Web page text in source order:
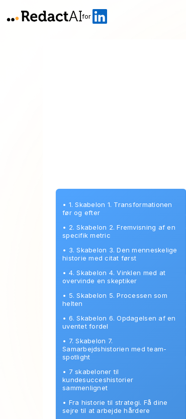
for
• 1. Skabelon 1. Transformationen
før og efter
• 2. Skabelon 2. Fremvisning af en
specifik metric
• 3. Skabelon 3. Den menneskelige
historie med citat først
• 4. Skabelon 4. Vinklen med at
overvinde en skeptiker
• 5. Skabelon 5. Processen som
helten
• 6. Skabelon 6. Opdagelsen af en
uventet fordel
• 7. Skabelon 7.
Samarbejdshistorien med team-
spotlight
• 7 skabeloner til
kundesucceshistorier
sammenlignet
• Fra historie til strategi. Få dine
sejre til at arbejde hårdere